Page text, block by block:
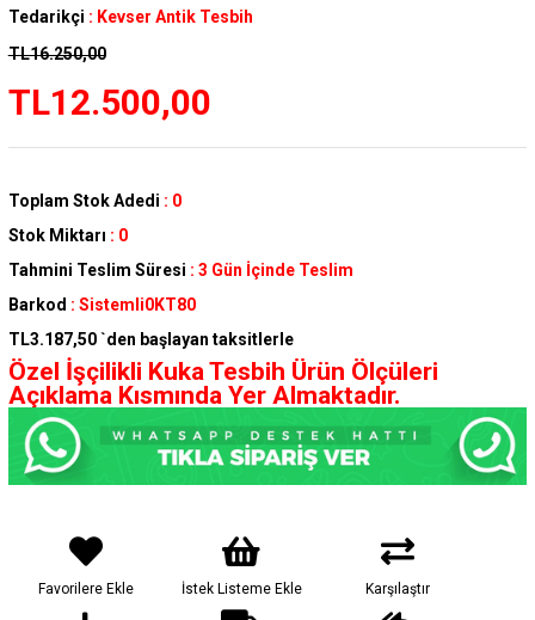
Tedarikçi : Kevser Antik Tesbih
TL16.250,00
TL12.500,00
Toplam Stok Adedi : 0
Stok Miktarı : 0
Tahmini Teslim Süresi : 3 Gün İçinde Teslim
Barkod : Sistemli0KT80
TL3.187,50 `den başlayan taksitlerle
Özel İşçilikli Kuka Tesbih Ürün Ölçüleri
Açıklama Kısmında Yer Almaktadır.
Favorilere Ekle İstek Listeme Ekle Karşılaştır